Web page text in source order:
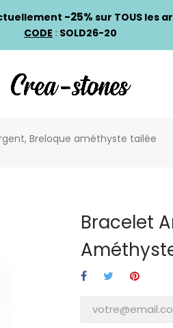
-25% sur TOUS les
CODE : SOLD26-20
Breloque améthyste tailée
Bracelet